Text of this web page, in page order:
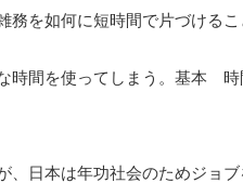
を如何に短時間で片づける
時間を使ってしまう。基本 時
日本は年功社会のためジョ